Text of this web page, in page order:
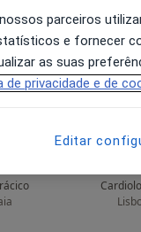
A
parceiros
e fornecer
as suas
de privacidade e de
Editar